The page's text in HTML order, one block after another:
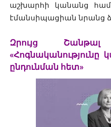
աշխարհի կանանց
էմանսիպացիան նրանց
Զրույց
«Հոգնականությունը
ընդունման հետ»